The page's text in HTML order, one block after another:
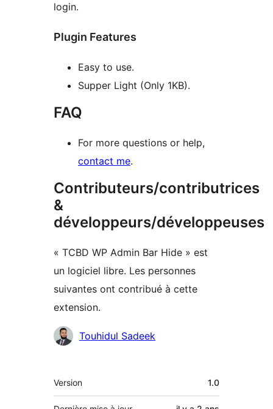
login.
Plugin Features
Easy to use.
Supper Light (Only 1KB).
FAQ
For more questions or help,
contact me.
Contributeurs/contributrices
&
développeurs/développeuses
« TCBD WP Admin Bar Hide » est
un logiciel libre. Les personnes
suivantes ont contribué à cette
extension.
Contributeurs
Touhidul Sadeek
Méta
Version 1.0